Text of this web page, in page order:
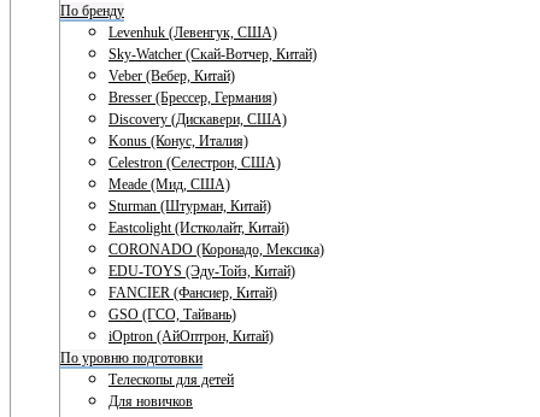
По бренду
Levenhuk (Левенгук, США)
Sky-Watcher (Скай-Вотчер, Китай)
Veber (Вебер, Китай)
Bresser (Брессер, Германия)
Discovery (Дискавери, США)
Konus (Конус, Италия)
Celestron (Селестрон, США)
Meade (Мид, США)
Sturman (Штурман, Китай)
Eastcolight (Истколайт, Китай)
CORONADO (Коронадо, Мексика)
EDU-TOYS (Эду-Тойз, Китай)
FANCIER (Фансиер, Китай)
GSO (ГСО, Тайвань)
iOptron (АйОптрон, Китай)
По уровню подготовки
Телескопы для детей
Для новичков